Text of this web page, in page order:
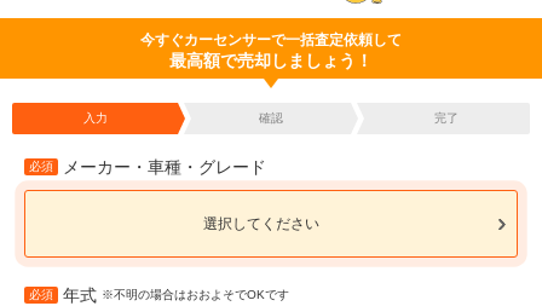
今すぐカーセンサーで一括査定依頼して
最高額で売却しましょう！
入力 確認 完了
必須 メーカー・車種・グレード
選択してください
必須 年式 ※不明の場合はおおよそでOKです